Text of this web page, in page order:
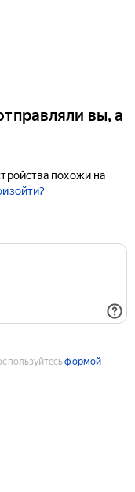
вы, а
похожи на
формой